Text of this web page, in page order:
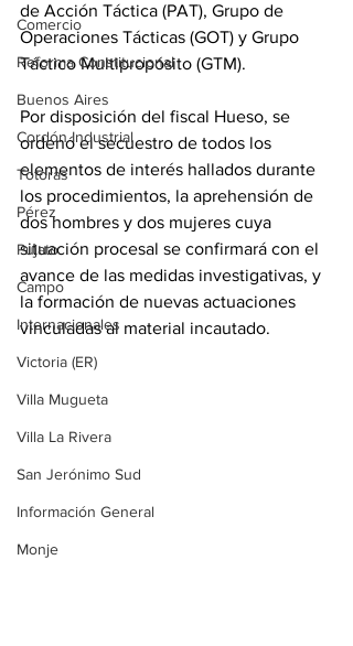
Comercio
Reforma Constitucional
Buenos Aires
Cordón Industrial
Totoras
Pérez
Pujato
Campo
Internacionales
Victoria (ER)
Villa Mugueta
Villa La Rivera
San Jerónimo Sud
Información General
Monje
de Acción Táctica (PAT), Grupo de
Operaciones Tácticas (GOT) y Grupo
Táctico Multipropósito (GTM).
Por disposición del fiscal Hueso, se
ordenó el secuestro de todos los
elementos de interés hallados durante
los procedimientos, la aprehensión de
dos hombres y dos mujeres cuya
situación procesal se confirmará con el
avance de las medidas investigativas, y
la formación de nuevas actuaciones
vinculadas al material incautado.